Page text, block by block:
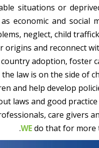
situations or
economic and social
neglect, child
origins and reconnect
adoption, foster
law is on the side of
and help develop
laws and good
care givers
WEdo that for more